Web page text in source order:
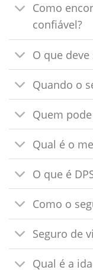
Como
confiável?
O que
Quando o
Quem
Qual é o
O que é
Como o
Seguro de
Qual é a